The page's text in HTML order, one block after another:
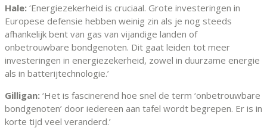
Hale: ‘Energiezekerheid is cruciaal. Grote investeringen in
Europese defensie hebben weinig zin als je nog steeds
afhankelijk bent van gas van vijandige landen of
onbetrouwbare bondgenoten. Dit gaat leiden tot meer
investeringen in energiezekerheid, zowel in duurzame energie
als in batterijtechnologie.’
Gilligan: ‘Het is fascinerend hoe snel de term ‘onbetrouwbare
bondgenoten’ door iedereen aan tafel wordt begrepen. Er is in
korte tijd veel veranderd.’